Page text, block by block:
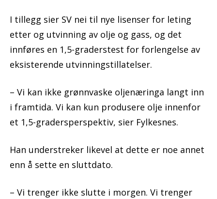
I tillegg sier SV nei til nye lisenser for leting
etter og utvinning av olje og gass, og det
innføres en 1,5-graderstest for forlengelse av
eksisterende utvinningstillatelser.
– Vi kan ikke grønnvaske oljenæringa langt inn
i framtida. Vi kan kun produsere olje innenfor
et 1,5-gradersperspektiv, sier Fylkesnes.
Han understreker likevel at dette er noe annet
enn å sette en sluttdato.
– Vi trenger ikke slutte i morgen. Vi trenger